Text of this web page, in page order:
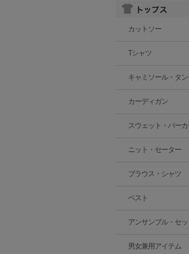
カットソー
Tシャツ
キャミソール・タ
カーディガン
スウェット・パー
ニット・セーター
ブラウス・シャツ
ベスト
アンサンブル・セ
男女兼用アイテム